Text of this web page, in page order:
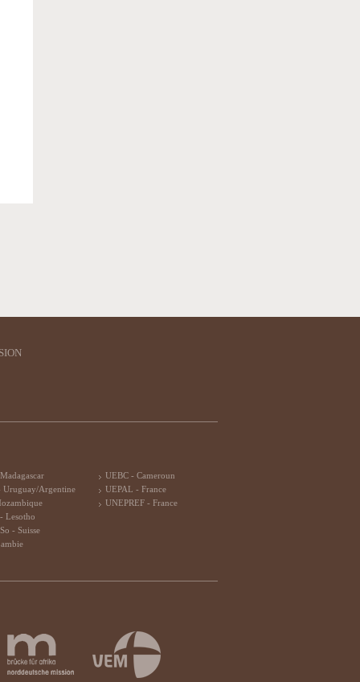
Uruguay/Argentine
Lesotho
- Suisse
UEBC - Cameroun
UEPAL - France
UNEPREF - France